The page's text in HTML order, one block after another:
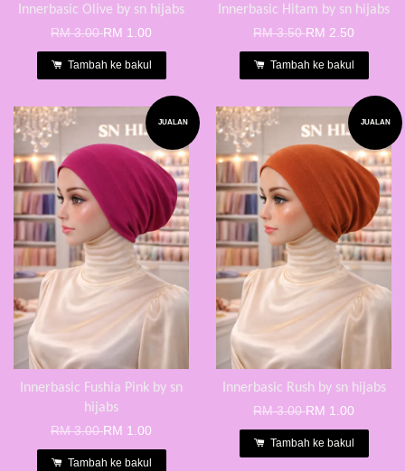
Innerbasic Olive by sn hijabs
RM 3.00RM 1.00
Tambah ke bakul
Innerbasic Hitam by sn hijabs
RM 3.50RM 2.50
Tambah ke bakul
JUALAN
Innerbasic Fushia Pink by sn
hijabs
RM 3.00RM 1.00
Tambah ke bakul
JUALAN
Innerbasic Rush by sn hijabs
RM 3.00RM 1.00
Tambah ke bakul